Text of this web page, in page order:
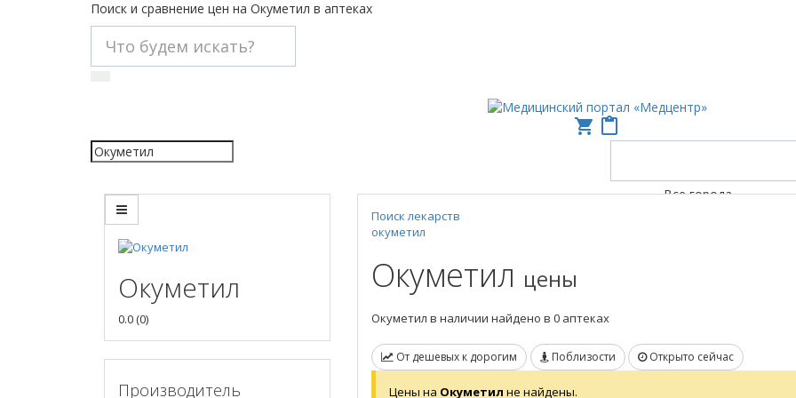
Поиск и сравнение цен на Окуметил в аптеках
shopping_cart content_paste
Все города
Окуметил
0.0(0)
Производитель
Поиск лекарств
окуметил
Окуметил цены
Окуметил в наличии найдено в 0 аптеках
От дешевых к дорогим Поблизости Открыто сейчас
Цены на Окуметил не найдены.